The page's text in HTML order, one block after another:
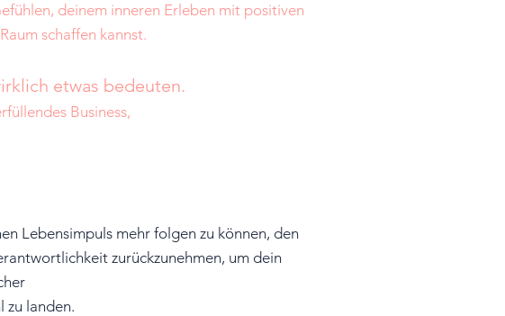
deinem inneren Erleben mit positiven
schaffen kannst.
etwas bedeuten.
Business,
Lebensimpuls mehr folgen zu können, den
zurückzunehmen, um dein
zu landen.